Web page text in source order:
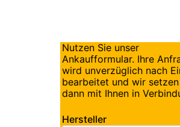
Nutzen Sie unser
Ankaufformular. Ihre
wird unverzüglich nach
bearbeitet und wir
dann mit Ihnen in
Hersteller